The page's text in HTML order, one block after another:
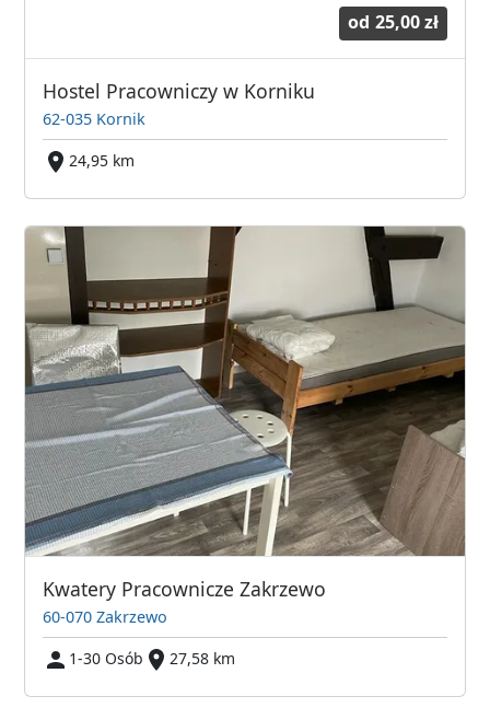
od 25,00 zł
Hostel Pracowniczy w Korniku
62-035 Kornik
24,95 km
Kwatery Pracownicze Zakrzewo
60-070 Zakrzewo
1-30 Osób
27,58 km